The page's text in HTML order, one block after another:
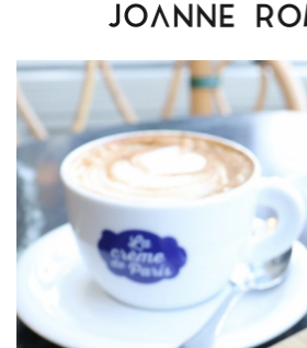
MODE
LIFESTYLE
PARIS
DÉCORATION